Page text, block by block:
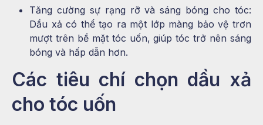
Tăng cường sự rạng rỡ và sáng bóng cho tóc:
Dầu xả có thể tạo ra một lớp màng bảo vệ trơn
mượt trên bề mặt tóc uốn, giúp tóc trở nên sáng
bóng và hấp dẫn hơn.
Các tiêu chí chọn dầu xả
cho tóc uốn